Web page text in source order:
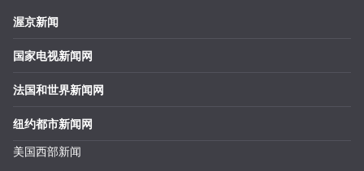
渥京新闻
国家电视新闻网
法国和世界新闻网
纽约都市新闻网
美国西部新闻